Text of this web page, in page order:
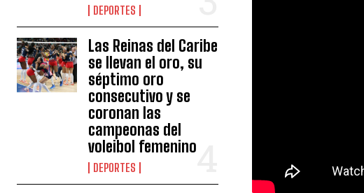
DEPORTES
Las Reinas del Caribe
se llevan el oro, su
séptimo oro
consecutivo y se
coronan las
campeonas del
voleibol femenino
DEPORTES